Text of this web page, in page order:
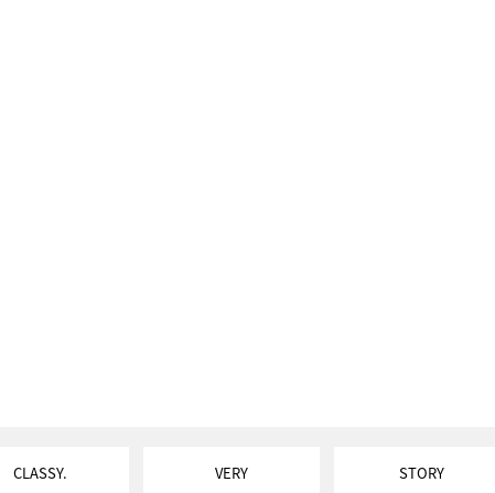
CLASSY. VERY STORY